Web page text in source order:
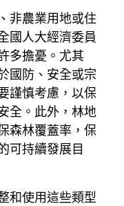
非農業用地或住
國人大經濟委員
多擔憂。尤其
國防、安全或宗
謹慎考慮，以保
全。此外，林地
森林覆蓋率，保
可持續發展目
和使用這些類型